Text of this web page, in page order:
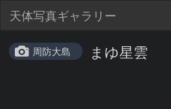
天体写真ギャラリー
周防大島 まゆ星雲